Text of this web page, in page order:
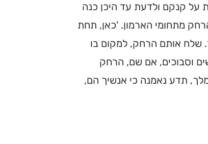
על קנקם ולדעת עד היכן כנה
מתחומי הארמון. 'כאן, תחת
שלח אותם הרחק, למקום בו
וסבוכים, אם שם, הרחק
תדע נאמנה כי אנשיך הם,